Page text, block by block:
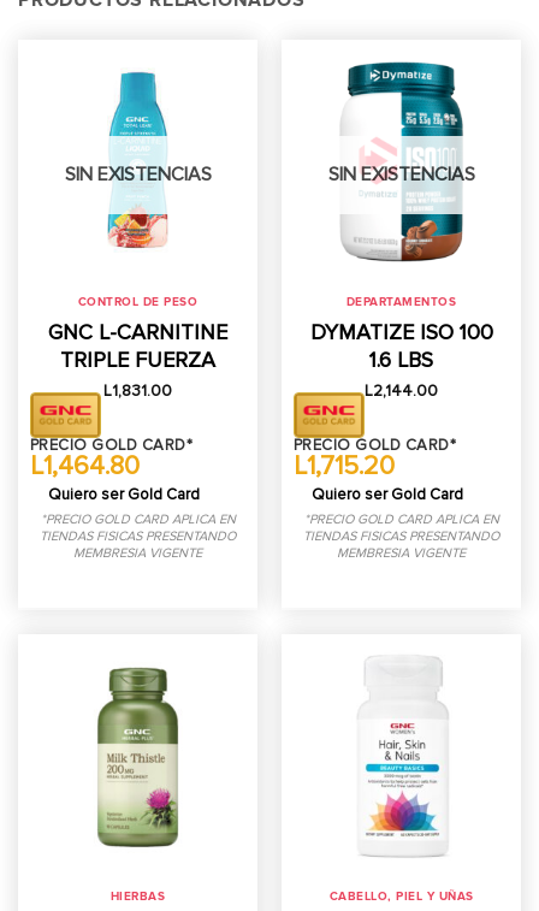
SIN EXISTENCIAS
CONTROL DE PESO
GNC L-CARNITINE
TRIPLE FUERZA
L1,831.00
PRECIO GOLD CARD*
L1,464.80
Quiero ser Gold Card
*PRECIO GOLD CARD APLICA EN
TIENDAS FISICAS PRESENTANDO
MEMBRESIA VIGENTE
SIN EXISTENCIAS
DEPARTAMENTOS
DYMATIZE ISO 100
1.6 LBS
L2,144.00
PRECIO GOLD CARD*
L1,715.20
Quiero ser Gold Card
*PRECIO GOLD CARD APLICA EN
TIENDAS FISICAS PRESENTANDO
MEMBRESIA VIGENTE
HIERBAS CABELLO, PIEL Y UÑAS